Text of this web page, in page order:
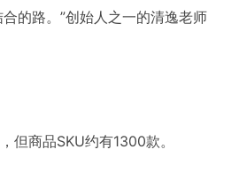
的路。”创始人之一的清逸老师
商品SKU约有1300款。